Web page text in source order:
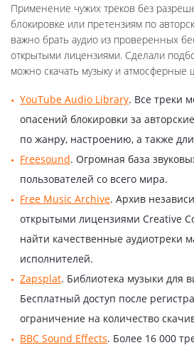
Применение чужих треков без
блокировке или претензиям по
важно брать аудио из проверенных
открытыми лицензиями. Сделали
можно скачать музыку и атмосферные
YouTube Audio Library. Все треки
опасений блокировки за
по жанру, настроению, а также
Freesound. Огромная база
пользователей со всего мира.
Free Music Archive. Архив
открытыми лицензиями Creative
найти качественные аудиотреки
исполнителей.
Zapsplat. Библиотека музыки для
Бесплатный доступ после
ограничение на количество
BBC Sound Effects. Более 16 000